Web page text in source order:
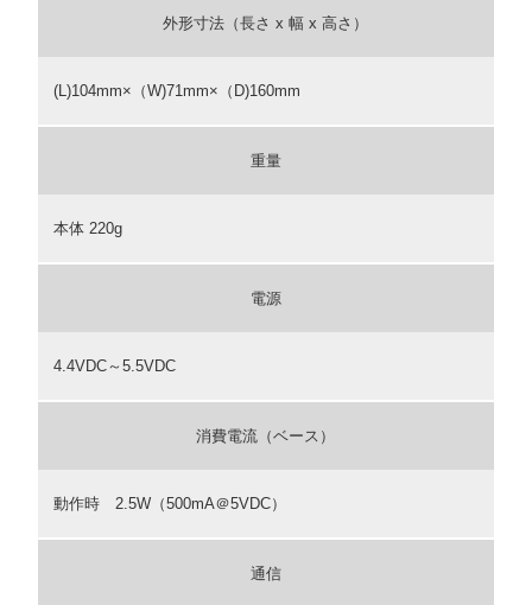
外形寸法（長さ x 幅 x 高さ）
(L)104mm×（W)71mm×（D)160mm
重量
本体 220g
電源
4.4VDC～5.5VDC
消費電流（ベース）
動作時 2.5W（500mA＠5VDC）
通信